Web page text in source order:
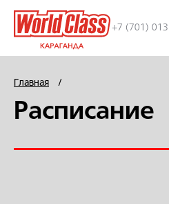
+7 (701)
Главная /
Расписание